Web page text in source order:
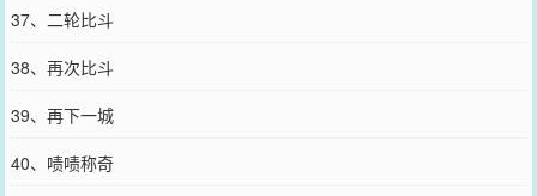
37、二轮比斗
38、再次比斗
39、再下一城
40、啧啧称奇